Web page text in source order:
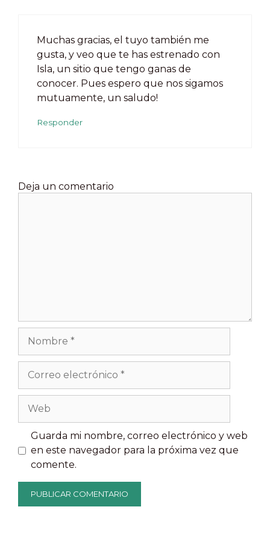
Muchas gracias, el tuyo también me
gusta, y veo que te has estrenado con
Isla, un sitio que tengo ganas de
conocer. Pues espero que nos sigamos
mutuamente, un saludo!
Responder
Deja un comentario
Nombre
electrónico
Guarda mi nombre, correo electrónico y web
en este navegador para la próxima vez que
comente.